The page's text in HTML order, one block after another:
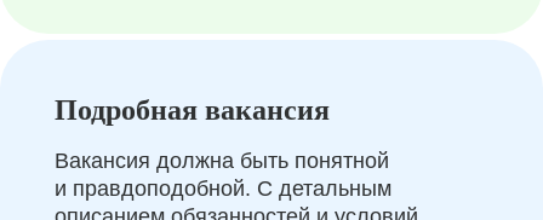
Подробная вакансия
Вакансия должна быть понятной
и правдоподобной. С детальным